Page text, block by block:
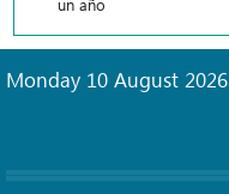
un año
Monday 10 August 2026